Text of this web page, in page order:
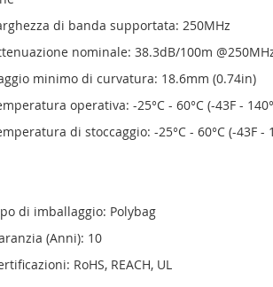
di banda supportata: 250MHz
nominale: 38.3dB/100m
minimo di curvatura: 18.6mm (0.74in)
operativa: -25°C - 60°C (-43F -
di stoccaggio: -25°C - 60°C (-43F -
di imballaggio: Polybag
(Anni): 10
RoHS, REACH, UL